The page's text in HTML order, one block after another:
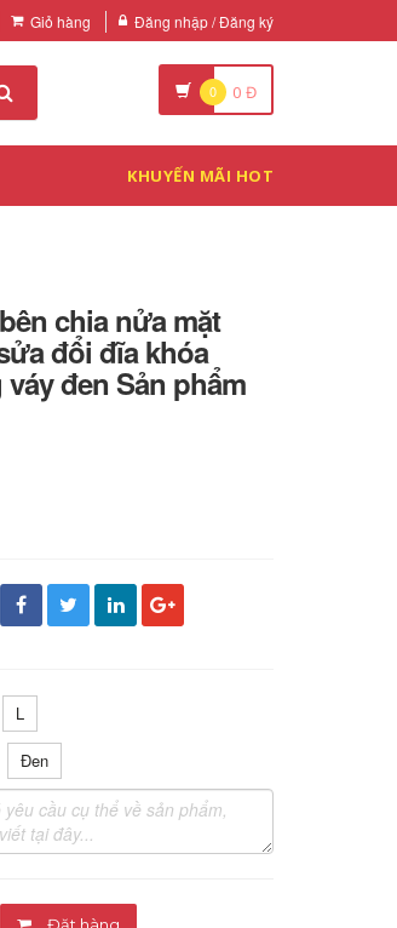
Giỏ hàng Đăng nhập / Đăng ký
0 0 Đ
KHUYẾN MÃI HOT
chia nửa mặt
đổi đĩa khóa
đen Sản phẩm
L
Đen